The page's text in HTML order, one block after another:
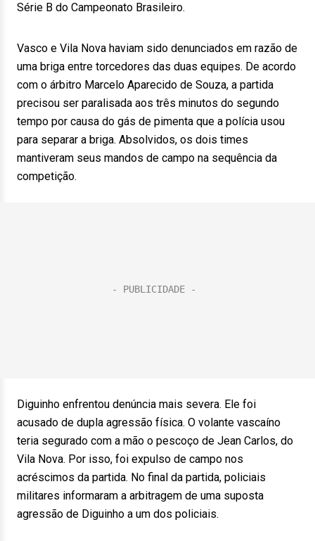
Série B do Campeonato Brasileiro.
Vasco e Vila Nova haviam sido denunciados em razão de
uma briga entre torcedores das duas equipes. De acordo
com o árbitro Marcelo Aparecido de Souza, a partida
precisou ser paralisada aos três minutos do segundo
tempo por causa do gás de pimenta que a polícia usou
para separar a briga. Absolvidos, os dois times
mantiveram seus mandos de campo na sequência da
competição.
Diguinho enfrentou denúncia mais severa. Ele foi
acusado de dupla agressão física. O volante vascaíno
teria segurado com a mão o pescoço de Jean Carlos, do
Vila Nova. Por isso, foi expulso de campo nos
acréscimos da partida. No final da partida, policiais
militares informaram a arbitragem de uma suposta
agressão de Diguinho a um dos policiais.